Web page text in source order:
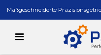
Maßgeschneiderte